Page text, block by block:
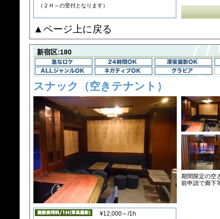
（２Ｈ～の受付となります）
▲ページ上に戻る
新宿区:180
スナック（空きテナント）
¥12,000～/1h
期間限定の空
前申請で廊下